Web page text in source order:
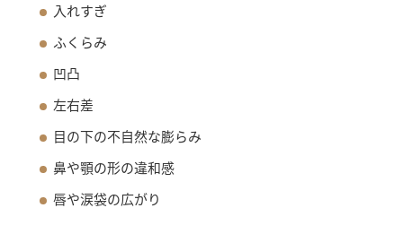
入れすぎ
ふくらみ
凹凸
左右差
目の下の不自然な膨らみ
鼻や顎の形の違和感
唇や涙袋の広がり